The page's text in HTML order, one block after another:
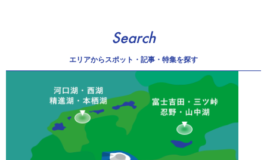
Search
エリアからスポット・記事・特集を探す